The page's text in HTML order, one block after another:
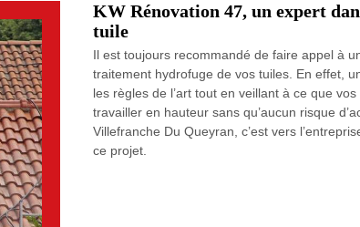
KW Rénovation 47, un expert
tuile
Il est toujours recommandé de faire appel à
traitement hydrofuge de vos tuiles. En effet,
les règles de l’art tout en veillant à ce que
travailler en hauteur sans qu’aucun risque
Villefranche Du Queyran, c’est vers
ce projet.